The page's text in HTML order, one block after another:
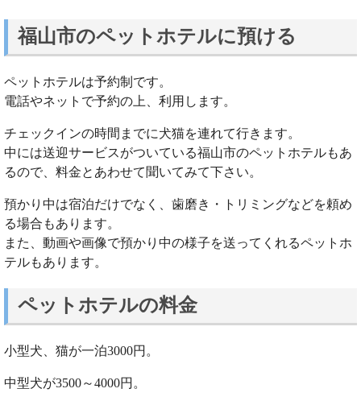
福山市のペットホテルに預ける
ペットホテルは予約制です。
電話やネットで予約の上、利用します。
チェックインの時間までに犬猫を連れて行きます。
中には送迎サービスがついている福山市のペットホテルもあ
るので、料金とあわせて聞いてみて下さい。
預かり中は宿泊だけでなく、歯磨き・トリミングなどを頼め
る場合もあります。
また、動画や画像で預かり中の様子を送ってくれるペットホ
テルもあります。
ペットホテルの料金
小型犬、猫が一泊3000円。
中型犬が3500～4000円。